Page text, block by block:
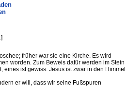
früher war sie eine Kirche. Es wird
worden. Zum Beweis dafür werden im Stein
ist gewiss: Jesus ist zwar in den Himmel
er will, dass wir seine Fußspuren